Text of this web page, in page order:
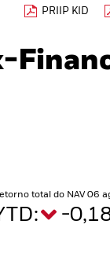
PRIIP KID
total do NAV 06
-